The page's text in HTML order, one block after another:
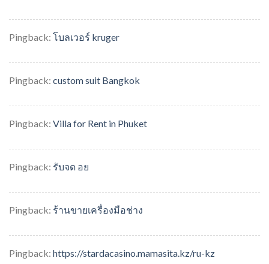
Pingback: โบลเวอร์ kruger
Pingback: custom suit Bangkok
Pingback: Villa for Rent in Phuket
Pingback: รับจด อย
Pingback: ร้านขายเครื่องมือช่าง
Pingback: https://stardacasino.mamasita.kz/ru-kz